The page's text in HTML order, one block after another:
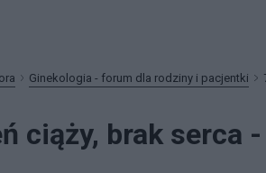
Ginekologia - forum dla rodziny i pacjentki
ciąży, brak serca